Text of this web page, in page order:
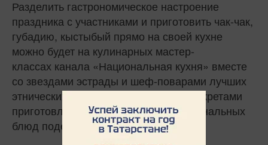
Разделить гастрономическое настроение
праздника с участниками и приготовить чак-чак,
губадию, кыстыбый прямо на своей кухне
можно будет на кулинарных мастер-
классах канала «Национальная кухня» вместе
со звездами эстрады и шеф-поварами лучших
этнических ресторанов. Например, секретами
приготовления своих любимых национальных
блюд поделится певица Алсу.